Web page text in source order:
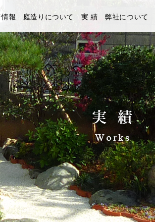
報 庭造りについて 実 績 弊社について